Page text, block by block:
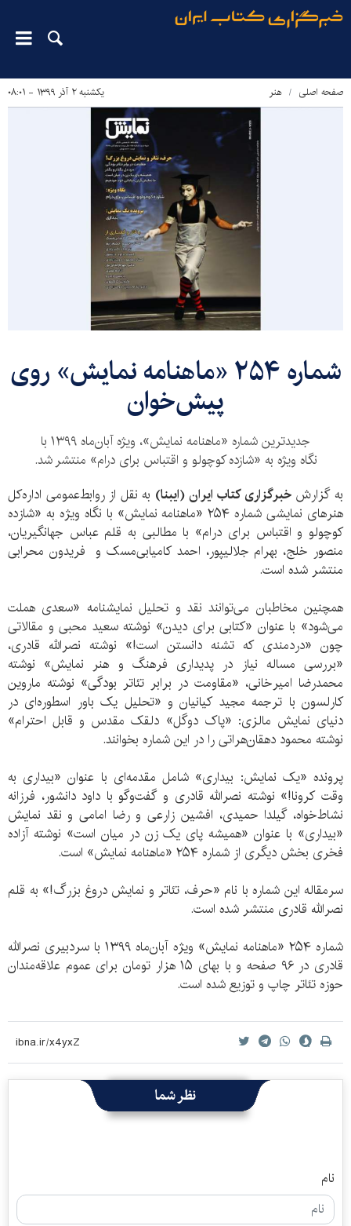
صفحه اصلی هنر یکشنبه ۲ آذر ۱۳۹۹ - ۰۸:۰۱
شماره‌‌ ۲۵۴ «ماهنامه‌‌ نمایش» روی
پیش‌خوان
جدیدترین شماره‌‌ «ماهنامه‌‌ نمایش»، ویژه‌ آبان‌ماه ۱۳۹۹ با
نگاه ویژه‌ به «شازده کوچولو و اقتباس برای درام» منتشر شد.
به گزارشخبرگزاری کتاب ایران (ایبنا) به نقل از روابط‌عمومی اداره‌کل
هنرهای نمایشی شماره ۲۵۴ «ماهنامه‌‌ نمایش» با نگاه ویژه‌‌ به «شازده
کوچولو و اقتباس برای درام» با مطالبی به قلم عباس جهانگیریان،
منصور خلج، بهرام جلالی‏پور، احمد کامیابی‌مسک و فريدون محرابى
منتشر شده است.
همچنین مخاطبان می‌توانند نقد و تحلیل نمایشنامه‌ «سعدی هملت
می‌شود» با عنوان «کتابی برای دیدن» نوشته‌ سعید محبی و مقالاتی
چون «دردمندی که تشنه‌ دانستن است!» نوشته‌ نصرالله قادری،
«بررسی مساله‌ نياز در پديداری فرهنگ و هنر نمايش» نوشته‌
محمدرضا امیرخانی، «مقاومت در برابر تئاتر بودگی» نوشته‌ ماروین
کارلسون با ترجمه‌ مجید کیانیان و «تحلیل یک باور اسطوره‌ای در
دنیای نمایش مالزی: «پاک دوگل» دلقک مقدس و قابل احترام»
نوشته‌ محمود دهقان‌هراتی را در این شماره بخوانند.
پرونده‌ «یک نمایش: بیداری» شامل مقدمه‌ای با عنوان «بیداری به
وقت کرونا!» نوشته‌ نصرالله قادری و گفت‌وگو با داود دانشور، فرزانه
نشاط‌خواه، گیلدا حمیدی، افشین زارعی و رضا امامی و نقد نمایش
«بیداری» با عنوان «همیشه پای یک زن در میان است» نوشته‌ آزاده
فخری بخش دیگری از شماره ۲۵۴ «ماهنامه‌‌ نمایش» است.
سرمقاله‌ این شماره با نام «حرف، تئاتر و نمایش دروغ بزرگ!» به قلم
نصرالله قادری منتشر شده است.
شماره‌ ‌۲۵۴ «ماهنامه‌‌ نمایش» ویژه‌ آبان‌ماه ۱۳۹۹ با سردبیری نصرالله
قادری در ۹۶ صفحه و با بهای ۱۵‌ هزار تومان برای عموم علاقه‌مندان
حوزه‌ تئا‌تر چاپ و توزیع شده است.
نظر شما
نام